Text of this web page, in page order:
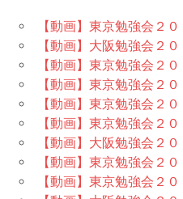
【動画】東京勉強会２
【動画】大阪勉強会２
【動画】東京勉強会２
【動画】東京勉強会２
【動画】東京勉強会２
【動画】東京勉強会２
【動画】大阪勉強会２
【動画】東京勉強会２
【動画】東京勉強会２